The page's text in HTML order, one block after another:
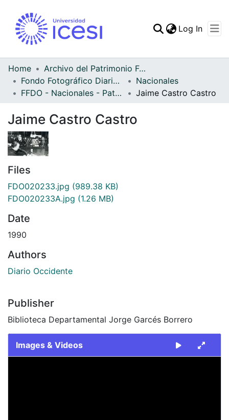
Statistics
Log In
Home
Archivo del Patrimonio Fotográfico y Fílmico del Valle del Cauca
Fondo Fotográfico Diario Occidente
Nacionales
FFDO - Nacionales - Patrimonial
Jaime Castro Castro
Jaime Castro Castro
Files
FDO020233.jpg (989.38 KB)
FDO020233A.jpg (1.26 MB)
Date
1990
Authors
Diario Occidente
Publisher
Biblioteca Departamental Jorge Garcés Borrero
Images & Videos